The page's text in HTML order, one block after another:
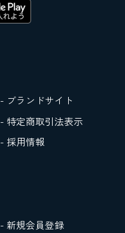
- ブランドサイト
- 特定商取引法表示
- 採用情報
- 新規会員登録